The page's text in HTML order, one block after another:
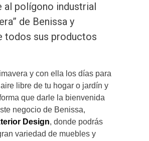
al polígono industrial
de Benissa y
todos sus productos
y con ella los días para
libre de tu hogar o jardín y
que darle la bienvenida
negocio de Benissa,
Design, donde podrás
variedad de muebles y